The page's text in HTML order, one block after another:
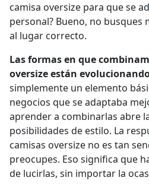
camisa oversize para que se
personal? Bueno, no busques
al lugar correcto.
Las formas en que
oversize están
simplemente un elemento
negocios que se adaptaba
aprender a combinarlas abre
posibilidades de estilo. La
camisas oversize no es tan
preocupes. Eso significa que
de lucirlas, sin importar la